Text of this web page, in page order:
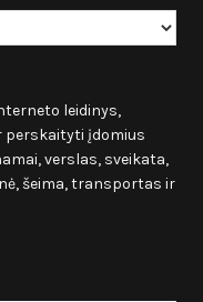
leidinys,
perskaityti įdomius
verslas, sveikata,
šeima, transportas ir